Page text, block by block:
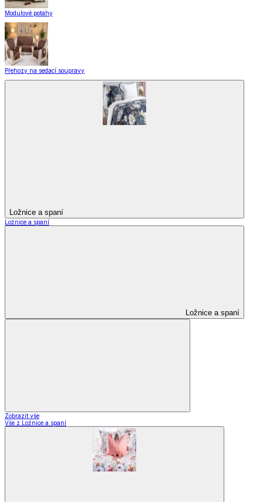
Modulové potahy
Přehozy na sedací soupravy
Ložnice a spaní
Ložnice a spaní
Ložnice a spaní
Zobrazit vše
Vše z Ložnice a spaní